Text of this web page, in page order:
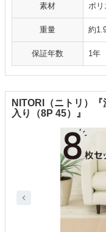
素材 ポリ
重量 約
保証年数 1年
NITORI（ニトリ）
入り（8P 45）』